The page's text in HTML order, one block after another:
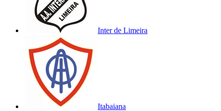
Inter de Limeira
Itabaiana